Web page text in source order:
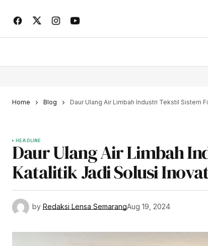
Home Blog Daur Ulang Air Limbah Industri Tekstil Sistem
HEADLINE
Daur Ulang Air Limbah
Katalitik Jadi Solusi
by Redaksi Lensa SemarangAug 19, 2024